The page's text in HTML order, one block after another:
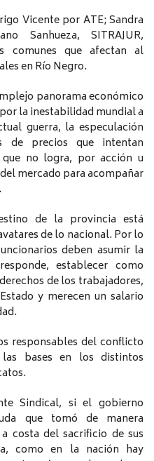
Vicente por ATE; Sandra
Sanhueza, SITRAJUR,
comunes que afectan al
en Río Negro.
panorama económico
la inestabilidad mundial a
guerra, la especulación
de precios que intentan
no logra, por acción u
mercado para acompañar
de la provincia está
de lo nacional. Por lo
deben asumir la
establecer como
de los trabajadores,
y merecen un salario
responsables del conflicto
las bases en los distintos
Sindical, si el gobierno
que tomó de manera
costa del sacrificio de sus
como en la nación hay